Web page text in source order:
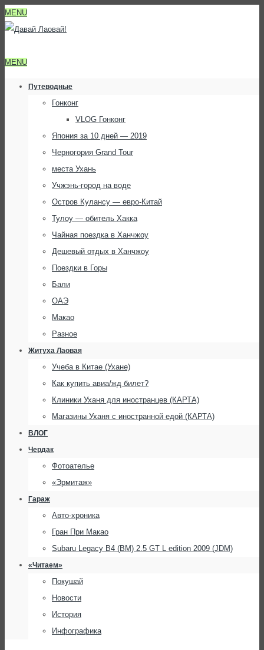
MENU
MENU
Путеводные
Гонконг
VLOG Гонконг
Япония за 10 дней — 2019
Черногория Grand Tour
места Ухань
Учжэнь-город на воде
Остров Кулансу — евро-Китай
Тулоу — обитель Хакка
Чайная поездка в Ханчжоу
Дешевый отдых в Ханчжоу
Поездки в Горы
Бали
ОАЭ
Макао
Разное
Житуха Лаовая
Учеба в Китае (Ухане)
Как купить авиа/жд билет?
Клиники Уханя для иностранцев (КАРТА)
Магазины Уханя с иностранной едой (КАРТА)
ВЛОГ
Чердак
Фотоателье
«Эрмитаж»
Гараж
Авто-хроника
Гран При Макао
Subaru Legacy B4 (BM) 2.5 GT L edition 2009 (JDM)
«Читаем»
Покушай
Новости
История
Инфографика